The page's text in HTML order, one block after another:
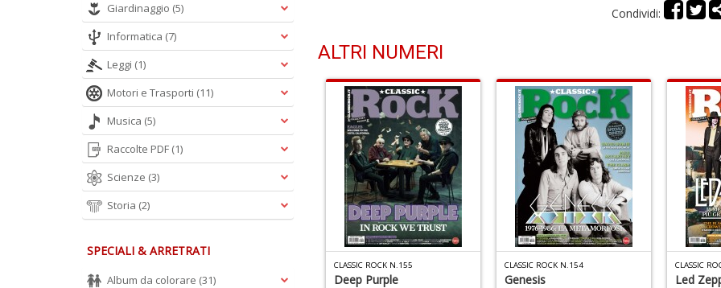
Condividi:
ALTRI NUMERI
Frank Zappa
CLASSIC ROCK N.155
Deep Purple
CLASSIC ROCK N.154
Genesis
CLASSIC
Led
Giardinaggio (5)
Informatica (7)
Leggi (1)
Motori e Trasporti (11)
Musica (5)
Raccolte PDF (1)
Scienze (3)
Storia (2)
SPECIALI & ARRETRATI
Album da colorare (31)